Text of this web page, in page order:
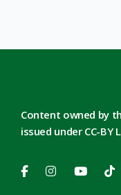
Content owned by
issued under CC-BY